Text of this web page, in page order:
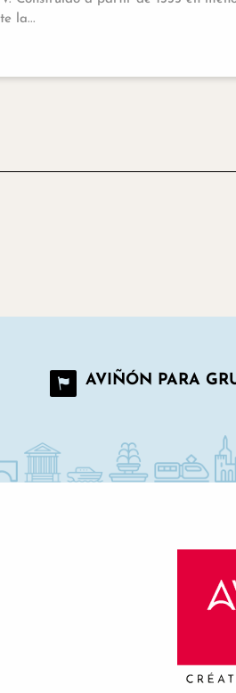
la...
AVIÑÓN PARA